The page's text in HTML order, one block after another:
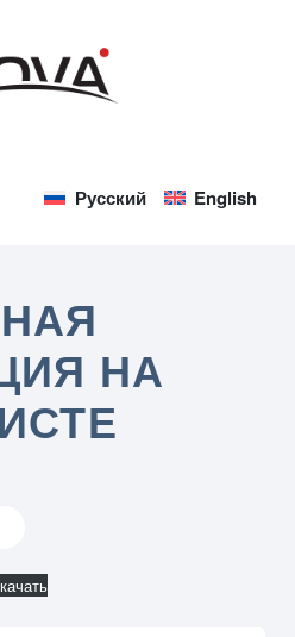
Русский English
НА